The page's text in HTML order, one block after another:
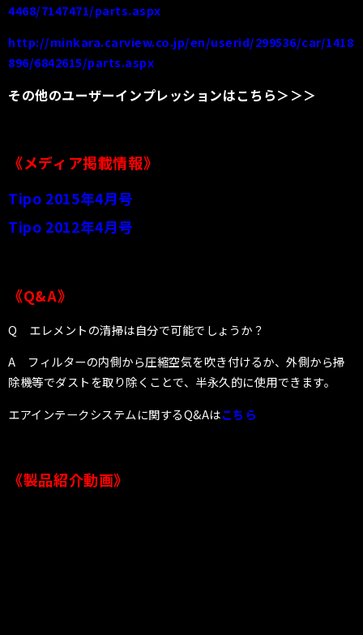
4468/7147471/parts.aspx
http://minkara.carview.co.jp/en/userid/299536/car/1418
896/6842615/parts.aspx
その他のユーザーインプレッションはこちら＞＞＞
《メディア掲載情報》
Tipo 2015年4月号
Tipo 2012年4月号
《Q&A》
Q エレメントの清掃は自分で可能でしょうか？
A フィルターの内側から圧縮空気を吹き付けるか、外側から掃
除機等でダストを取り除くことで、半永久的に使用できます。
エアインテークシステムに関するQ&Aはこちら
《製品紹介動画》